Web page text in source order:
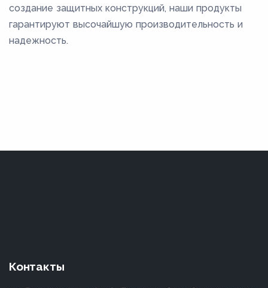
создание защитных конструкций, наши продукты
гарантируют высочайшую производительность и
надежность.
Контакты